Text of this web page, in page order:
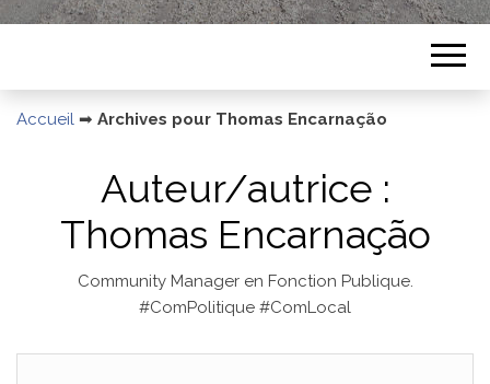
Accueil ➡ Archives pour Thomas Encarnação
Auteur/autrice :
Thomas Encarnação
Community Manager en Fonction Publique.
#ComPolitique #ComLocal